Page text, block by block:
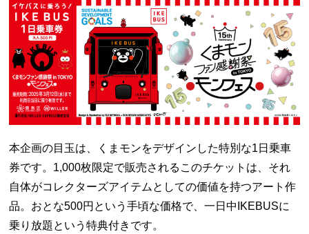
本企画の目玉は、くまモンをデザインした特別な1日乗車
券です。1,000枚限定で販売されるこのチケットは、それ
自体がコレクターズアイテムとしての価値を持つアート作
品。おとな500円という手頃な価格で、一日中IKEBUSに
乗り放題という特典付きです。